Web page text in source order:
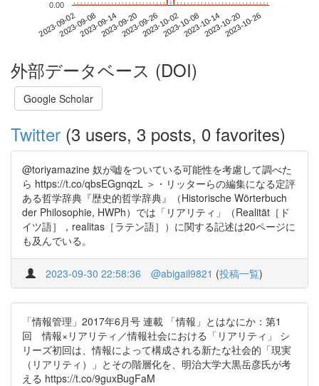
2023-09-022023-09-082023-09-142023-09-202023-09-262023-10-022023-10-082023-10-142023-10-202023-10-26
0.00
外部データベース (DOI)
Google Scholar
Twitter (3 users, 3 posts, 0 favorites)
@toriyamazine 奴が嘘をついている可能性を考慮して調べた
ら https://t.co/qbsEGgnqzL ＞・リッターらの編集になる定評
ある哲学辞典『歴史的哲学辞典』（Historische Wörterbuch
der Philosophie, HWPh）では「リアリティ」（Realität［ド
イツ語］，realitas［ラテン語］）に関する記述は20ページに
も及んでいる。
2023-09-30 22:58:36 @abigail9821 (投稿一覧)
「情報管理」2017年6月号 連載 「情報」とはなにか：第1
回 情報×リアリティ／情報社会における「リアリティ」 シ
リーズ初回は、情報によって構成される新たな社会的「現実
（リアリティ）」とその階層化を、明治大学大黒岳彦氏が考
える https://t.co/9guxBugFaM